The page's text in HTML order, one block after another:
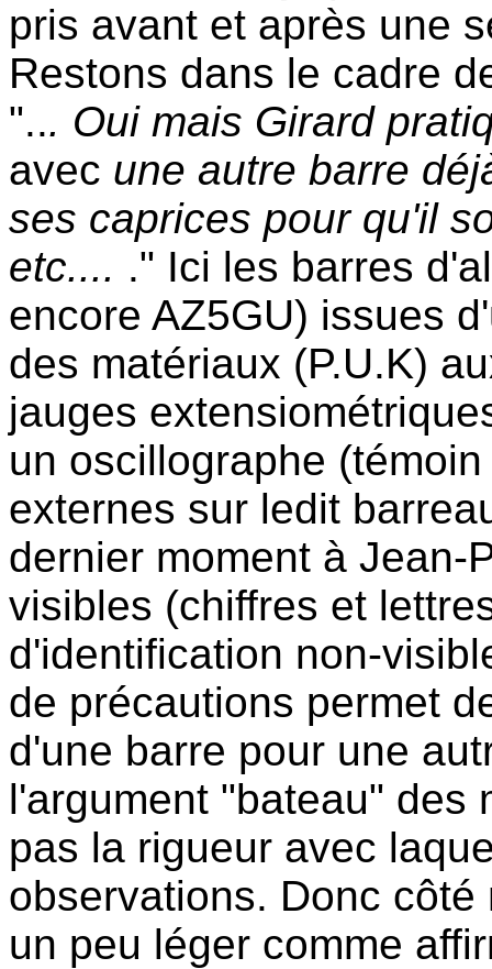
pris avant et après une
Restons dans le cadre
"... Oui mais Girard
avec une autre barre
ses caprices pour qu'il
etc.... ." Ici les barres
encore AZ5GU) issues
des matériaux (P.U.K)
jauges
un oscillographe
externes sur ledit
dernier moment à Jean-
visibles (chiffres et
d'identification non-
de précautions permet
d'une barre pour une
l'argument "bateau" des
pas la rigueur avec
observations. Donc
un peu léger comme